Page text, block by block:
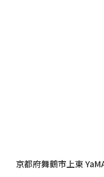
京都府舞鶴市上東